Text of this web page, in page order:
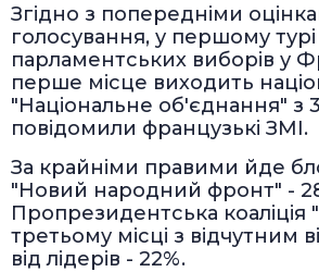
Згідно з попередніми
голосування, у першому турі
парламентських виборів у
перше місце виходить
"Національне об'єднання" з
повідомили французькі ЗМІ.
За крайніми правими йде
"Новий народний фронт" -
Пропрезидентська коаліція
третьому місці з відчутним
від лідерів - 22%.